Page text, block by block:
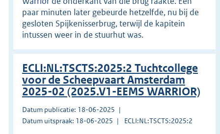
paar minuten later gebeurde hetzelfde, nu bij de
gesloten Spijkenisserbrug, terwijl de kapitein
intussen weer in de stuurhut was.
ECLI:NL:TSCTS:2025:2 Tuchtcollege
voor de Scheepvaart Amsterdam
2025-02 (2025.V1-EEMS WARRIOR)
Datum publicatie: 18-06-2025
Datum uitspraak: 18-06-2025
ECLI:NL:TSCTS:2025:2